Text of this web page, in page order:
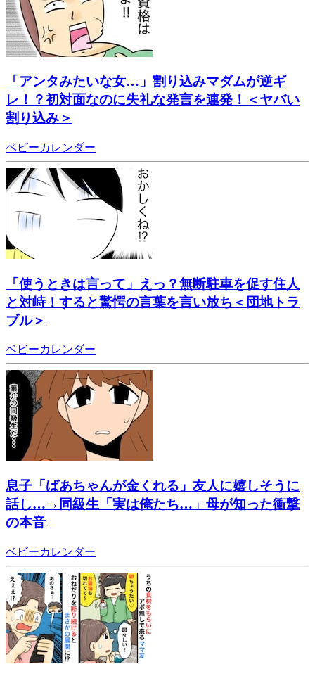
「アンタみたいな女…」割り込みマダムが逆ギ
レ！？初対面なのに失礼な発言を連発！＜ヤバい
割り込み＞
ベビーカレンダー
「使うときは言って」えっ？無断駐車を促す住人
と対峙！すると驚愕の言葉を言い放ち＜団地トラ
ブル＞
ベビーカレンダー
息子「ばあちゃんが金くれる」友人に嬉しそうに
話し…→同級生「実は俺たち…」母が知った衝撃
の本音
ベビーカレンダー